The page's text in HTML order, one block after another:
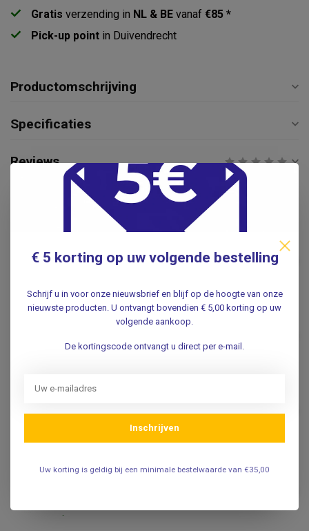
Gratis verzending in NL & BE vanaf €85 *
Pick-up point in Duivendrecht
Productomschrijving
Specificaties
Reviews
Gerelateerde producten
Alpine Alpine FlyFit
oordoppen
€14,95
€9,95
CRESENDO
Oordopjes "Reizen"
CRESENDO
.
€ 5 korting op uw volgende bestelling
Schrijf u in voor onze nieuwsbrief en blijf op de hoogte van onze
nieuwste producten. U ontvangt bovendien € 5,00 korting op uw
volgende aankoop.
De kortingscode ontvangt u direct per e-mail.
Inschrijven
Uw korting is geldig bij een minimale bestelwaarde van €35,00